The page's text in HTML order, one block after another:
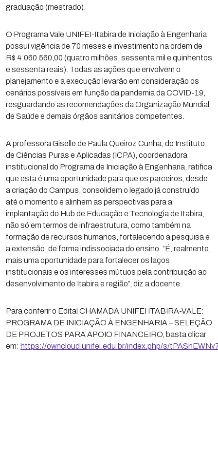
graduação (mestrado).
O Programa Vale UNIFEI-Itabira de Iniciação à Engenharia
possui vigência de 70 meses e investimento na ordem de
R$ 4.060.560,00 (quatro milhões, sessenta mil e quinhentos
e sessenta reais). Todas as ações que envolvem o
planejamento e a execução levarão em consideração os
cenários possíveis em função da pandemia da COVID-19,
resguardando as recomendações da Organização Mundial
de Saúde e demais órgãos sanitários competentes.
A professora Giselle de Paula Queiroz Cunha, do Instituto
de Ciências Puras e Aplicadas (ICPA), coordenadora
institucional do Programa de Iniciação à Engenharia, ratifica
que esta é uma oportunidade para que os parceiros, desde
a criação do Campus, consolidem o legado já construído
até o momento e alinhem as perspectivas para a
implantação do Hub de Educação e Tecnologia de Itabira,
não só em termos de infraestrutura, como também na
formação de recursos humanos, fortalecendo a pesquisa e
a extensão, de forma indissociada do ensino. “É, realmente,
mais uma oportunidade para fortalecer os laços
institucionais e os interesses mútuos pela contribuição ao
desenvolvimento de Itabira e região”, diz a docente.
Para conferir o Edital CHAMADA UNIFEI ITABIRA-VALE:
PROGRAMA DE INICIAÇÃO À ENGENHARIA – SELEÇÃO
DE PROJETOS PARA APOIO FINANCEIRO, basta clicar
em: https://owncloud.unifei.edu.br/index.php/s/